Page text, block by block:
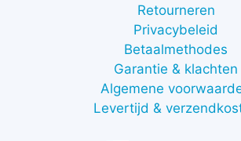
Retourneren
Privacybeleid
Betaalmethodes
Garantie & klachten
Algemene
Levertijd &